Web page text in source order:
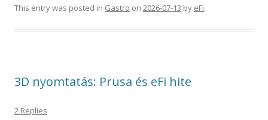
This entry was posted in Gastro on 2026-07-13 by eFi.
3D nyomtatás: Prusa és eFi hite
2 Replies